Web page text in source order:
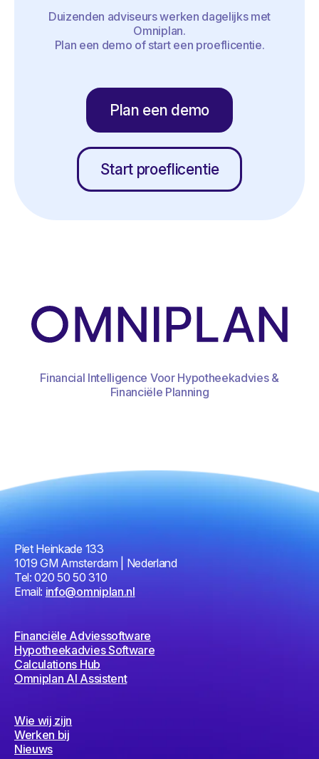
Duizenden adviseurs werken dagelijks met
Omniplan.
Plan een demo of start een proeflicentie.
Plan een demo
Start proeflicentie
Financial Intelligence Voor Hypotheekadvies &
Financiële Planning
Piet Heinkade 133
1019 GM Amsterdam | Nederland
Tel: 020 50 50 310
Email: info@omniplan.nl
Financiële Adviessoftware
Hypotheekadvies Software
Calculations Hub
Omniplan AI Assistent
Wie wij zijn
Werken bij
Nieuws